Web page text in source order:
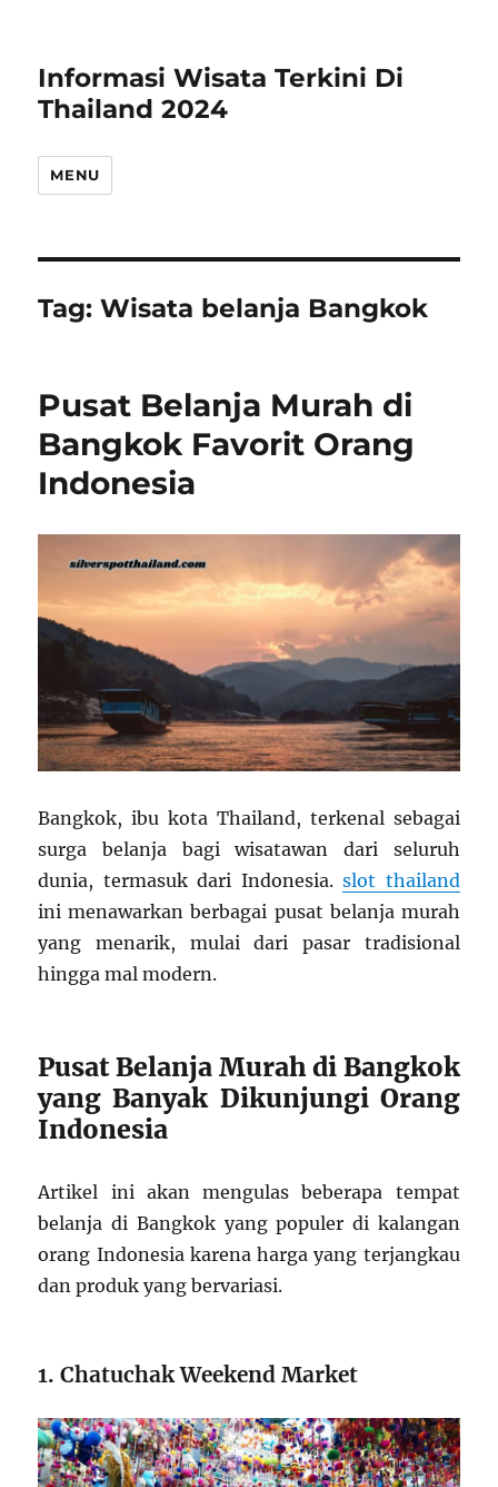
Informasi Wisata Terkini Di
Thailand 2024
MENU
Tag:Wisata belanja Bangkok
Pusat Belanja Murah di
Bangkok Favorit Orang
Indonesia
Bangkok, ibu kota Thailand, terkenal sebagai
surga belanja bagi wisatawan dari seluruh
dunia, termasuk dari Indonesia.slot thailand
ini menawarkan berbagai pusat belanja murah
yang menarik, mulai dari pasar tradisional
hingga mal modern.
Pusat Belanja Murah di Bangkok
yang Banyak Dikunjungi Orang
Indonesia
Artikel ini akan mengulas beberapa tempat
belanja di Bangkok yang populer di kalangan
orang Indonesia karena harga yang terjangkau
dan produk yang bervariasi.
1. Chatuchak Weekend Market